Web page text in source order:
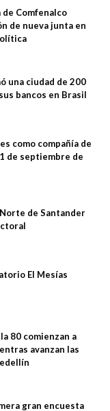
de Comfenalco
de nueva junta en
una ciudad de 200
bancos en Brasil
como compañía de
de septiembre de
de Santander
El Mesías
80 comienzan a
avanzan las
gran encuesta